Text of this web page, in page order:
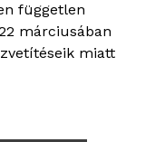
független
márciusában
miatt